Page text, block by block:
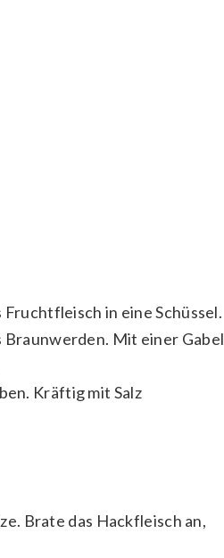
in eine Schüssel.
Mit einer Gabel
Kräftig mit Salz
Brate das Hackfleisch an,